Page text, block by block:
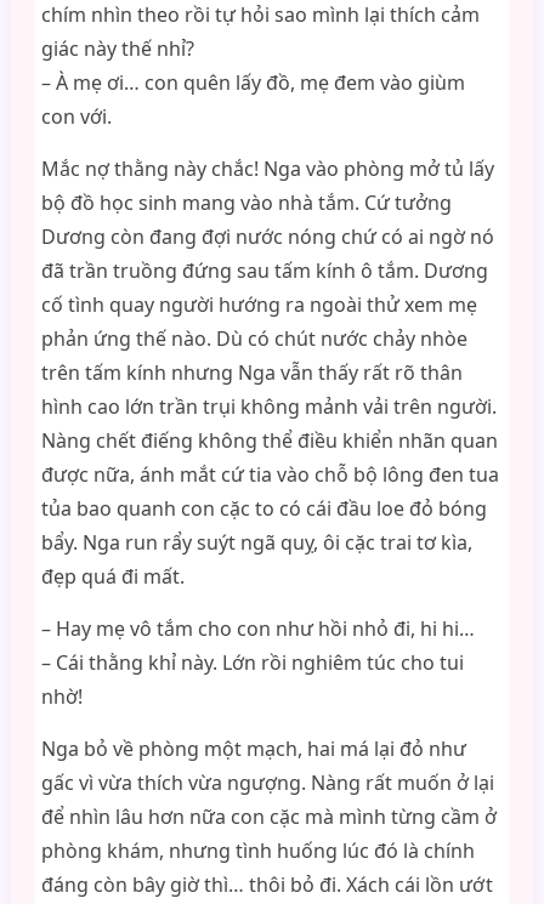
chím nhìn theo rồi tự hỏi sao mình lại thích cảm
giác này thế nhỉ?
– À mẹ ơi… con quên lấy đồ, mẹ đem vào giùm
con với.
Mắc nợ thằng này chắc! Nga vào phòng mở tủ lấy
bộ đồ học sinh mang vào nhà tắm. Cứ tưởng
Dương còn đang đợi nước nóng chứ có ai ngờ nó
đã trần truồng đứng sau tấm kính ô tắm. Dương
cố tình quay người hướng ra ngoài thử xem mẹ
phản ứng thế nào. Dù có chút nước chảy nhòe
trên tấm kính nhưng Nga vẫn thấy rất rõ thân
hình cao lớn trần trụi không mảnh vải trên người.
Nàng chết điếng không thể điều khiển nhãn quan
được nữa, ánh mắt cứ tia vào chỗ bộ lông đen tua
tủa bao quanh con cặc to có cái đầu loe đỏ bóng
bẩy. Nga run rẩy suýt ngã quỵ, ôi cặc trai tơ kìa,
đẹp quá đi mất.
– Hay mẹ vô tắm cho con như hồi nhỏ đi, hi hi…
– Cái thằng khỉ này. Lớn rồi nghiêm túc cho tui
nhờ!
Nga bỏ về phòng một mạch, hai má lại đỏ như
gấc vì vừa thích vừa ngượng. Nàng rất muốn ở lại
để nhìn lâu hơn nữa con cặc mà mình từng cầm ở
phòng khám, nhưng tình huống lúc đó là chính
đáng còn bây giờ thì… thôi bỏ đi. Xách cái lồn ướt